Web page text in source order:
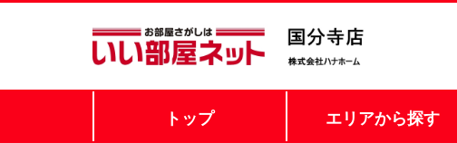
トップ エリアから探す